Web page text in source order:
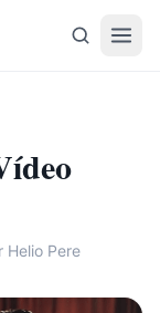
Helio Pere